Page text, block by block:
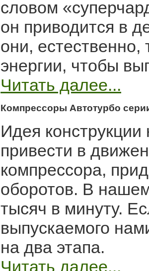
словом
он приводится в
они, естественно,
энергии, чтобы
Читать далее...
Компрессоры Автотурбо
Идея конструкции
привести в
компрессора,
оборотов. В
тысяч в минуту.
выпускаемого
на два этапа.
Читать далее...